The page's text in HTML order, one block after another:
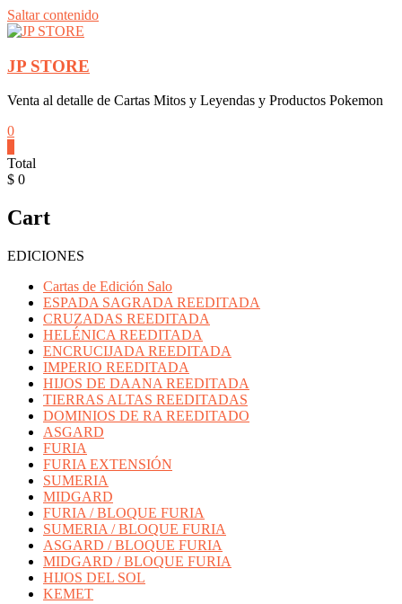
Saltar contenido
JP STORE
Venta al detalle de Cartas Mitos y Leyendas y Productos Pokemon
0
Total
$ 0
Cart
EDICIONES
Cartas de Edición Salo
ESPADA SAGRADA REEDITADA
CRUZADAS REEDITADA
HELÉNICA REEDITADA
ENCRUCIJADA REEDITADA
IMPERIO REEDITADA
HIJOS DE DAANA REEDITADA
TIERRAS ALTAS REEDITADAS
DOMINIOS DE RA REEDITADO
ASGARD
FURIA
FURIA EXTENSIÓN
SUMERIA
MIDGARD
FURIA / BLOQUE FURIA
SUMERIA / BLOQUE FURIA
ASGARD / BLOQUE FURIA
MIDGARD / BLOQUE FURIA
HIJOS DEL SOL
KEMET